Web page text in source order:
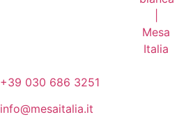
+39 030 686 3251
info@mesaitalia.it